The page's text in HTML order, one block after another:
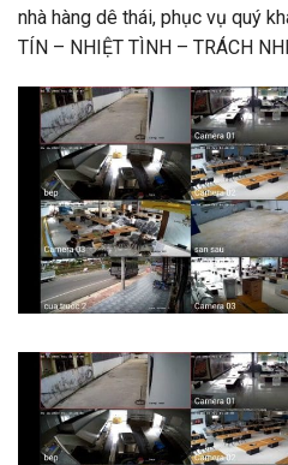
nhà hàng dê thái, phục vụ quý
TÍN – NHIỆT TÌNH – TRÁCH